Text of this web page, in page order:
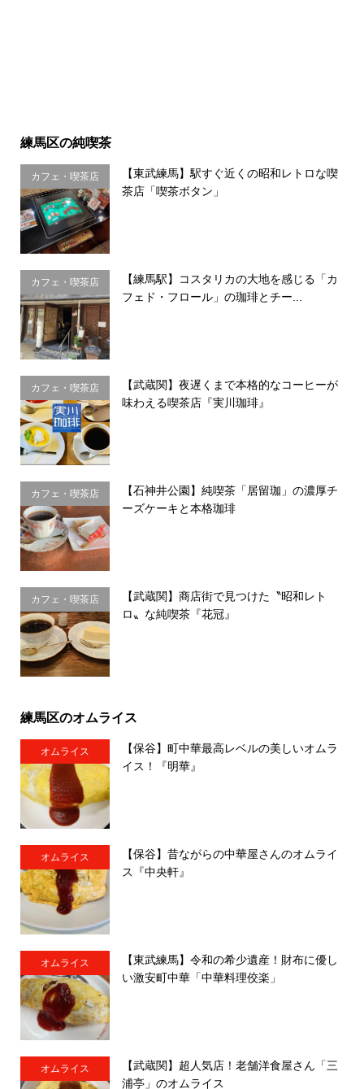
練馬区の純喫茶
カフェ・喫茶店
【東武練馬】駅すぐ近くの昭和レトロな喫
茶店「喫茶ボタン」
カフェ・喫茶店
【練馬駅】コスタリカの大地を感じる「カ
フェド・フロール」の珈琲とチー...
カフェ・喫茶店
【武蔵関】夜遅くまで本格的なコーヒーが
味わえる喫茶店『実川珈琲』
カフェ・喫茶店
【石神井公園】純喫茶「居留珈」の濃厚チ
ーズケーキと本格珈琲
カフェ・喫茶店
【武蔵関】商店街で見つけた〝昭和レト
ロ〟な純喫茶『花冠』
練馬区のオムライス
オムライス
【保谷】町中華最高レベルの美しいオムラ
イス！『明華』
オムライス
【保谷】昔ながらの中華屋さんのオムライ
ス『中央軒』
オムライス
【東武練馬】令和の希少遺産！財布に優し
い激安町中華「中華料理佼楽」
オムライス
【武蔵関】超人気店！老舗洋食屋さん「三
浦亭」のオムライス